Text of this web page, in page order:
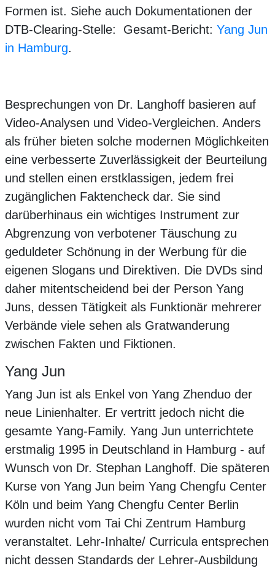
Formen ist. Siehe auch Dokumentationen der
DTB-Clearing-Stelle: Gesamt-Bericht: Yang Jun
in Hamburg.
Besprechungen von Dr. Langhoff basieren auf
Video-Analysen und Video-Vergleichen. Anders
als früher bieten solche modernen Möglichkeiten
eine verbesserte Zuverlässigkeit der Beurteilung
und stellen einen erstklassigen, jedem frei
zugänglichen Faktencheck dar. Sie sind
darüberhinaus ein wichtiges Instrument zur
Abgrenzung von verbotener Täuschung zu
geduldeter Schönung in der Werbung für die
eigenen Slogans und Direktiven. Die DVDs sind
daher mitentscheidend bei der Person Yang
Juns, dessen Tätigkeit als Funktionär mehrerer
Verbände viele sehen als Gratwanderung
zwischen Fakten und Fiktionen.
Yang Jun
Yang Jun ist als Enkel von Yang Zhenduo der
neue Linienhalter. Er vertritt jedoch nicht die
gesamte Yang-Family. Yang Jun unterrichtete
erstmalig 1995 in Deutschland in Hamburg - auf
Wunsch von Dr. Stephan Langhoff. Die späteren
Kurse von Yang Jun beim Yang Chengfu Center
Köln und beim Yang Chengfu Center Berlin
wurden nicht vom Tai Chi Zentrum Hamburg
veranstaltet. Lehr-Inhalte/ Curricula entsprechen
nicht dessen Standards der Lehrer-Ausbildung